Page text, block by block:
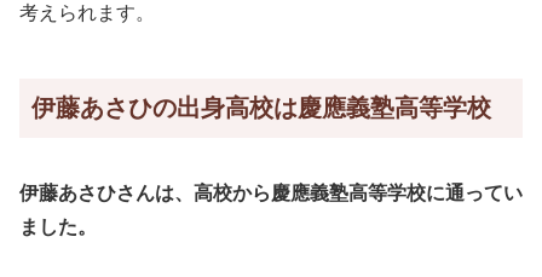
考えられます。
伊藤あさひの出身高校は慶應義塾高等学校
伊藤あさひさんは、高校から慶應義塾高等学校に通ってい
ました。